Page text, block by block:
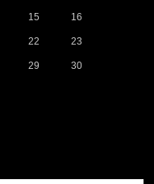
15 16
22 23
29 30